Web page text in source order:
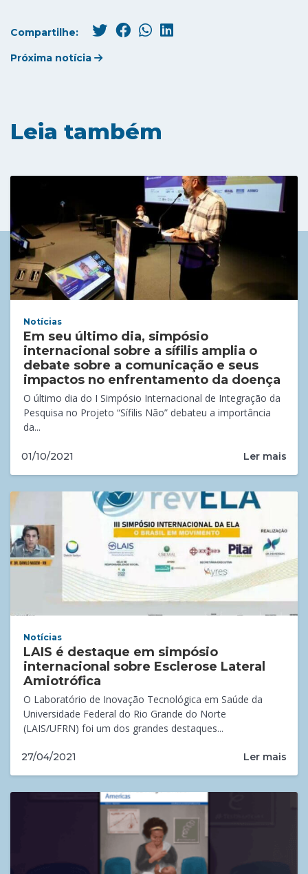
Compartilhe:
Próxima notícia
Leia também
Notícias
Em seu último dia, simpósio
internacional sobre a sífilis amplia o
debate sobre a comunicação e seus
impactos no enfrentamento da doença
O último dia do I Simpósio Internacional de Integração da
Pesquisa no Projeto “Sífilis Não” debateu a importância
da...
01/10/2021 Ler mais
Notícias
LAIS é destaque em simpósio
internacional sobre Esclerose Lateral
Amiotrófica
O Laboratório de Inovação Tecnológica em Saúde da
Universidade Federal do Rio Grande do Norte
(LAIS/UFRN) foi um dos grandes destaques...
27/04/2021 Ler mais